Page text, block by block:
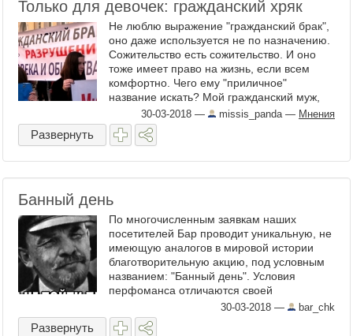
Только для девочек: гражданский хряк
Не люблю выражение "гражданский брак",
оно даже используется не по назначению.
Сожительство есть сожительство. И оно
тоже имеет право на жизнь, если всем
комфортно. Чего ему "приличное"
название искать? Мой гражданский муж,
моя гражданская жена... Тьфу. В первом
случае звучит жалко. Вроде ...
30-03-2018 — missis_panda— Мнения
Развернуть
Банный день
По многочисленным заявкам наших
посетителей Бар проводит уникальную, не
имеющую аналогов в мировой истории
благотворительную акцию, под условным
названием: "Банный день". Условия
перфоманса отличаются своей
непритязательной замысловатостью, в
коментах первого уровня называем
юзернейма ...
30-03-2018 — bar_chk
Развернуть